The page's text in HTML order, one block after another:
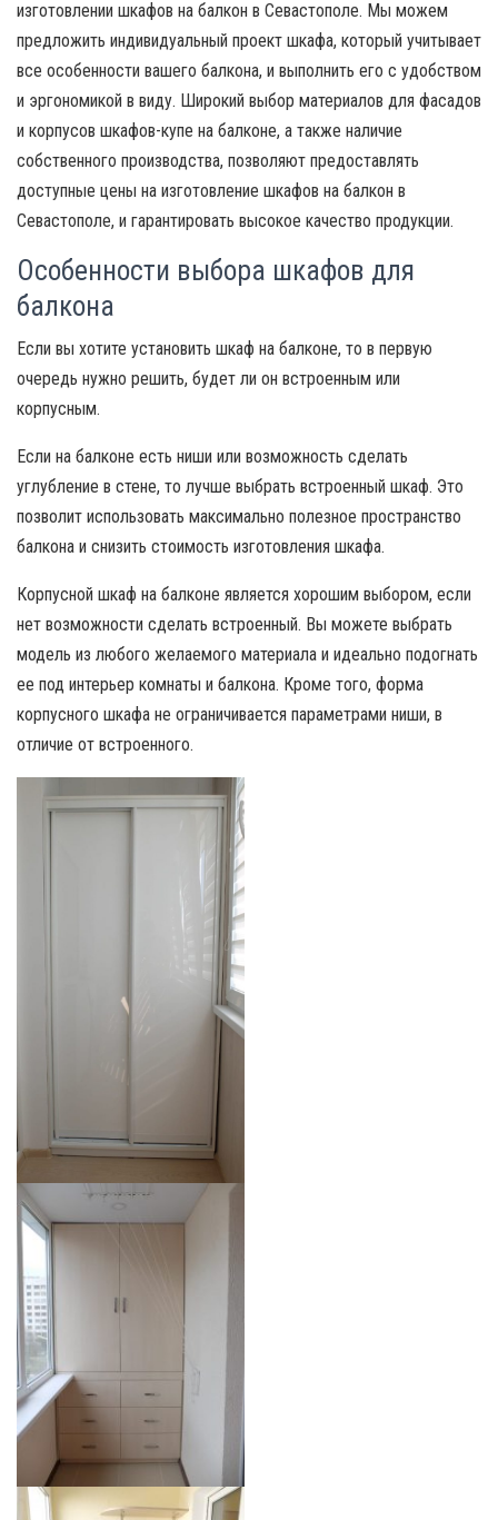
изготовлении шкафов на балкон в Севастополе. Мы можем
предложить индивидуальный проект шкафа, который учитывает
все особенности вашего балкона, и выполнить его с удобством
и эргономикой в виду. Широкий выбор материалов для фасадов
и корпусов шкафов-купе на балконе, а также наличие
собственного производства, позволяют предоставлять
доступные цены на изготовление шкафов на балкон в
Севастополе, и гарантировать высокое качество продукции.
Особенности выбора шкафов для
балкона
Если вы хотите установить шкаф на балконе, то в первую
очередь нужно решить, будет ли он встроенным или
корпусным.
Если на балконе есть ниши или возможность сделать
углубление в стене, то лучше выбрать встроенный шкаф. Это
позволит использовать максимально полезное пространство
балкона и снизить стоимость изготовления шкафа.
Корпусной шкаф на балконе является хорошим выбором, если
нет возможности сделать встроенный. Вы можете выбрать
модель из любого желаемого материала и идеально подогнать
ее под интерьер комнаты и балкона. Кроме того, форма
корпусного шкафа не ограничивается параметрами ниши, в
отличие от встроенного.